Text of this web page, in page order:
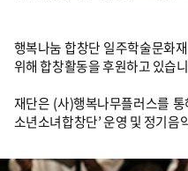
행복나눔 합창단 일주학술문화
위해 합창활동을 후원하고 있습
재단은 (사)행복나무플러스를
소년소녀합창단’ 운영 및 정기음